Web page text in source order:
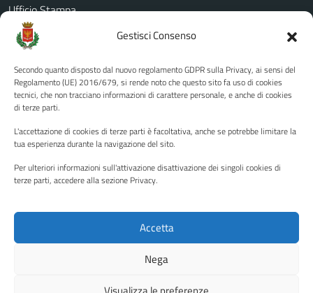
Gestisci Consenso
Secondo quanto disposto dal nuovo regolamento GDPR sulla Privacy, ai sensi del
Regolamento (UE) 2016/679, si rende noto che questo sito fa uso di cookies
tecnici, che non tracciano informazioni di carattere personale, e anche di cookies
di terze parti.
L'accettazione di cookies di terze parti è facoltativa, anche se potrebbe limitare la
tua esperienza durante la navigazione del sito.
Per ulteriori informazioni sull'attivazione disattivazione dei singoli cookies di
terze parti, accedere alla sezione Privacy.
Accetta
Nega
Ufficio Stampa
Amministrazione Trasparente
Albo pretorio
Informativa privacy
Note legali
Piano di miglioramento del sito
Instagram